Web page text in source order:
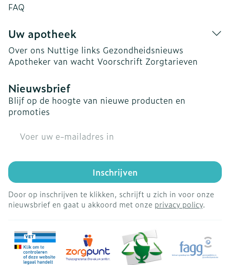
FAQ
Uw apotheek
Over ons Nuttige links Gezondheidsnieuws
Apotheker van wacht Voorschrift Zorgtarieven
Nieuwsbrief
Blijf op de hoogte van nieuwe producten en
promoties
Inschrijven
Door op inschrijven te klikken, schrijft u zich in voor onze
nieuwsbrief en gaat u akkoord met onze privacy policy.